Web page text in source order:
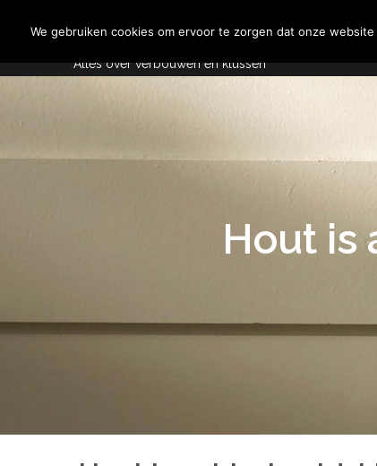
Aannemersspot
Alles over verbouwen en klussen
Hout is
We gebruiken cookies om ervoor te zorgen dat onze